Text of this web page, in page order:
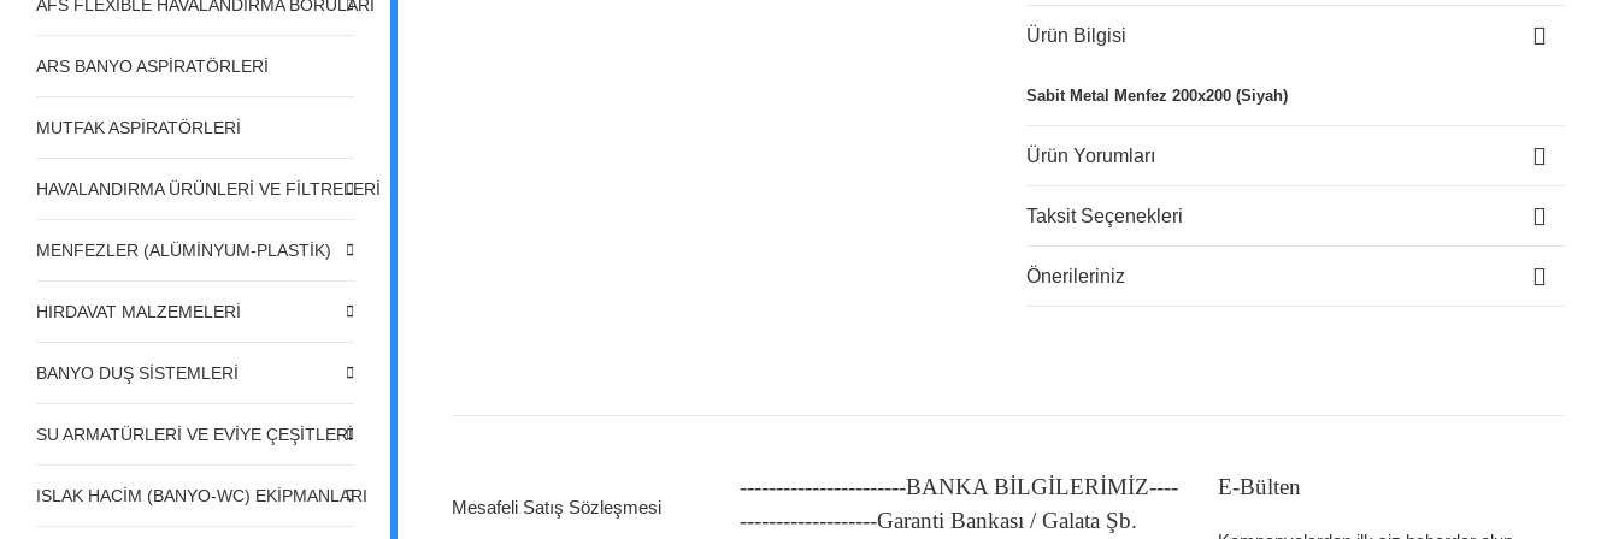
AFS FLEXIBLE HAVALANDIRMA BORULARI
ARS BANYO ASPİRATÖRLERİ
MUTFAK ASPİRATÖRLERİ
HAVALANDIRMA ÜRÜNLERİ VE FİLTRELERİ
MENFEZLER (ALÜMİNYUM-PLASTİK)
HIRDAVAT MALZEMELERİ
BANYO DUŞ SİSTEMLERİ
SU ARMATÜRLERİ VE EVİYE ÇEŞİTLERİ
ISLAK HACİM (BANYO-WC) EKİPMANLARI
Ürün Bilgisi
Sabit Metal Menfez 200x200 (Siyah)
Ürün Yorumları
Taksit Seçenekleri
Önerileriniz
Mesafeli Satış Sözleşmesi
-----------------------BANKA BİLGİLERİMİZ----
-------------------Garanti Bankası / Galata Şb.
E-Bülten